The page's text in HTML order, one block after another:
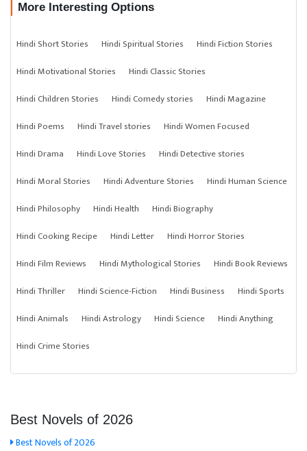
More Interesting Options
Hindi Short Stories Hindi Spiritual Stories
Hindi Fiction Stories
Hindi Motivational Stories
Hindi Classic Stories
Hindi Children Stories
Hindi Comedy stories
Hindi Magazine
Hindi Poems
Hindi Travel stories
Hindi Women Focused
Hindi Drama
Hindi Love Stories
Hindi Detective stories
Hindi Moral Stories
Hindi Adventure Stories
Hindi Human Science
Hindi Philosophy
Hindi Health
Hindi Biography
Hindi Cooking Recipe
Hindi Letter
Hindi Horror Stories
Hindi Film Reviews
Hindi Mythological Stories
Hindi Book Reviews
Hindi Thriller
Hindi Science-Fiction Hindi Business
Hindi Sports
Hindi Animals
Hindi Astrology Hindi Science
Hindi Anything
Hindi Crime Stories
Best Novels of 2026
Best Novels of 2026